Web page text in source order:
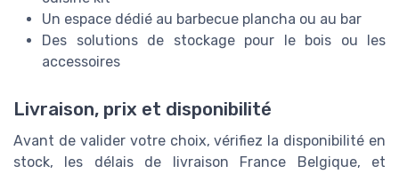
Un espace dédié au barbecue plancha ou au bar
Des solutions de stockage pour le bois ou les
accessoires
Livraison, prix et disponibilité
Avant de valider votre choix, vérifiez la disponibilité en
stock, les délais de livraison France Belgique, et